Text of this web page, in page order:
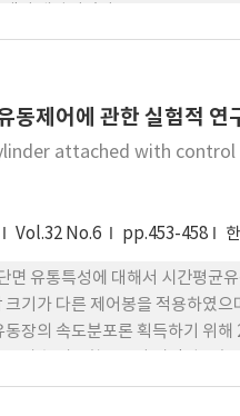
동제어에 관한 실험적 연
attached with control
Vol.32 No.6 pp.453-458
면 유통특성에 대해서 시간평균
크기가 다른 제어봉을 적용하였
장의 속도분포론 획득하기 위